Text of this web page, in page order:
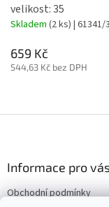
velikost: 35
Skladem (2 ks) | 61341/
659 Kč
544,63 Kč bez DPH
í
Informace pro
Obchodní podmínky